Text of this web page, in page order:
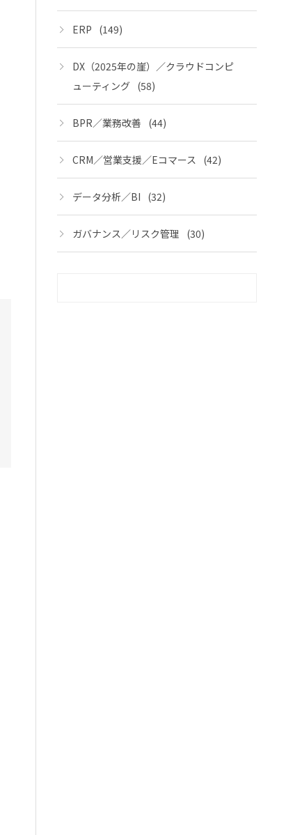
ERP (149)
DX（2025年の崖）／クラウドコンピ
ューティング (58)
BPR／業務改善 (44)
CRM／営業支援／Eコマース (42)
データ分析／BI (32)
ガバナンス／リスク管理 (30)